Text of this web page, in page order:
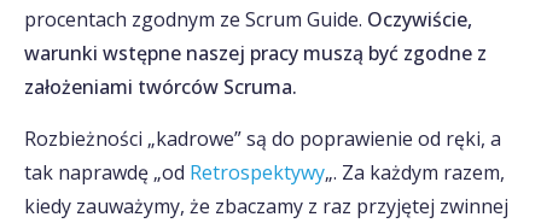
procentach zgodnym ze Scrum Guide. Oczywiście,
warunki wstępne naszej pracy muszą być zgodne z
założeniami twórców Scruma.
Rozbieżności „kadrowe” są do poprawienie od ręki, a
tak naprawdę „od Retrospektywy„. Za każdym razem,
kiedy zauważymy, że zbaczamy z raz przyjętej zwinnej